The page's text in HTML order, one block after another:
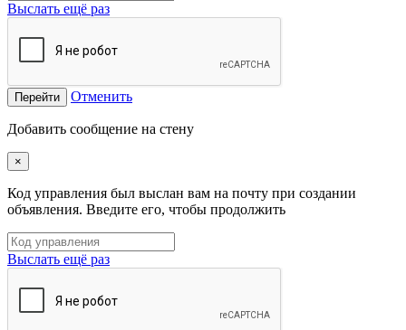
Выслать ещё раз
Перейти Отменить
Добавить сообщение на стену
×
Код управления был выслан вам на почту при создании
объявления. Введите его, чтобы продолжить
Выслать ещё раз